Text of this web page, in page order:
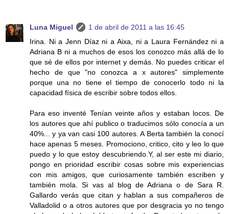
Luna Miguel
1 de abril de 2011 a las 16:45
Irina. Ni a Jenn Díaz ni a Aixa, ni a Laura Fernández ni a
Adriana B ni a muchos de esos los conozco más allá de lo
que sé de ellos por internet y demás. No puedes criticar el
hecho de que "no conozca a x autores" simplemente
porque una no tiene el tiempo de conocerlo todo ni la
capacidad física de escribir sobre todos ellos.
Para eso inventé Tenían veinte años y estaban locos. De
los autores que ahí publico o traducimos sólo conocía a un
40%... y ya van casi 100 autores. A Berta también la conocí
hace apenas 5 meses. Promociono, critico, cito y leo lo que
puedo y lo que estoy descubriendo.Y, al ser este mi diario,
pongo en prioridad escribir cosas sobre mis experiencias
con mis amigos, que curiosamente también escriben y
también mola. Si vas al blog de Adriana o de Sara R.
Gallardo verás que citan y hablan a sus compañeros de
Valladolid o a otros autores que por desgracia yo no tengo